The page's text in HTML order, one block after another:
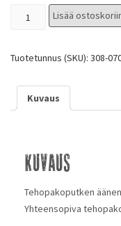
Lisää
Tuotetunnus (SKU): 308-
Kuvaus
Kuvaus
Tehopakoputken
Yhteensopiva